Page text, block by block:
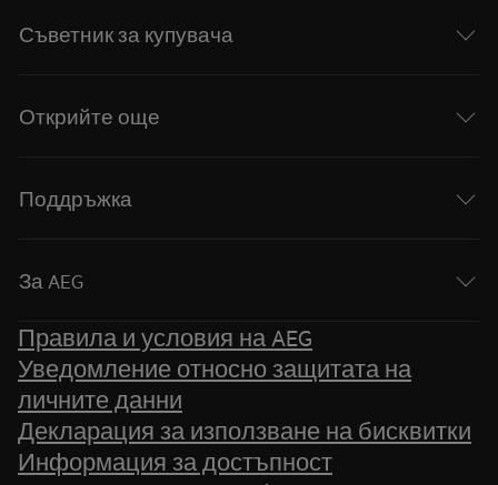
Съветник за купувача
Открийте още
Поддръжка
За AEG
Правила и условия на AEG
Уведомление относно защитата на
личните данни
Декларация за използване на бисквитки
Информация за достъпност